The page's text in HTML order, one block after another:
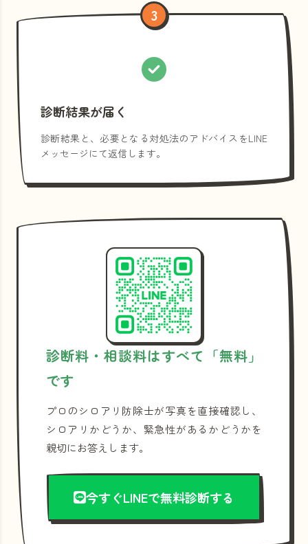
3
診断結果が届く
診断結果と、必要となる対処法のアドバイスをLINE
メッセージにて返信します。
診断料・相談料はすべて「無料」
です
プロのシロアリ防除士が写真を直接確認し、
シロアリかどうか、緊急性があるかどうかを
親切にお答えします。
今すぐLINEで無料診断する